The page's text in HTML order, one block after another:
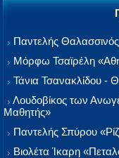
Παντελής
Μόρφω Τσαϊρέλη
Τάνια Τσανακλίδου -
Λουδοβίκος των
Μαθητής»
Παντελής Σπύρου
Βιολέτα Ίκαρη